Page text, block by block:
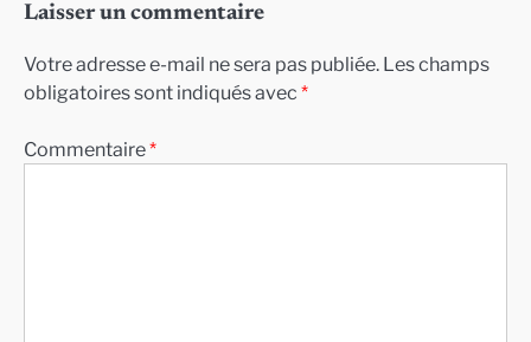
Laisser un commentaire
Votre adresse e-mail ne sera pas publiée. Les champs
obligatoires sont indiqués avec *
Commentaire*